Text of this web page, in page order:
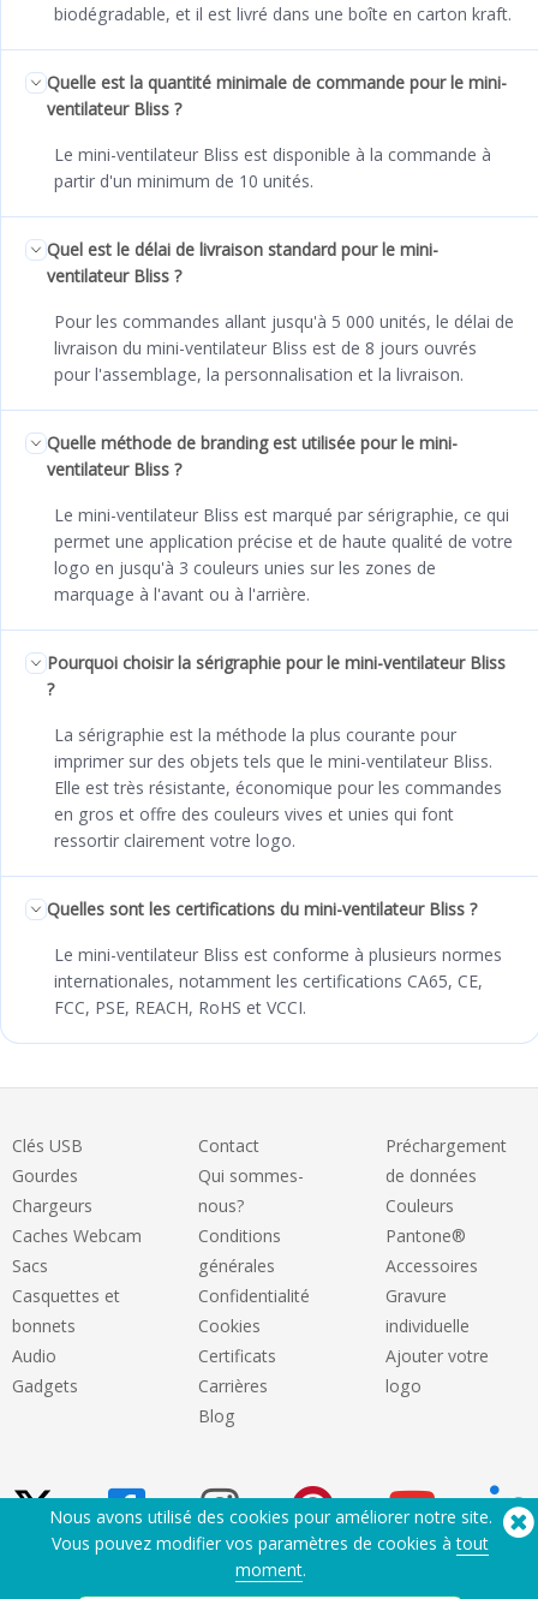
biodégradable, et il est livré dans une boîte en carton kraft.
Quelle est la quantité minimale de commande pour le mini-
ventilateur Bliss ?
Le mini-ventilateur Bliss est disponible à la commande à
partir d'un minimum de 10 unités.
Quel est le délai de livraison standard pour le mini-
ventilateur Bliss ?
Pour les commandes allant jusqu'à 5 000 unités, le délai de
livraison du mini-ventilateur Bliss est de 8 jours ouvrés
pour l'assemblage, la personnalisation et la livraison.
Quelle méthode de branding est utilisée pour le mini-
ventilateur Bliss ?
Le mini-ventilateur Bliss est marqué par sérigraphie, ce qui
permet une application précise et de haute qualité de votre
logo en jusqu'à 3 couleurs unies sur les zones de
marquage à l'avant ou à l'arrière.
Pourquoi choisir la sérigraphie pour le mini-ventilateur Bliss
?
La sérigraphie est la méthode la plus courante pour
imprimer sur des objets tels que le mini-ventilateur Bliss.
Elle est très résistante, économique pour les commandes
en gros et offre des couleurs vives et unies qui font
ressortir clairement votre logo.
Quelles sont les certifications du mini-ventilateur Bliss ?
Le mini-ventilateur Bliss est conforme à plusieurs normes
internationales, notamment les certifications CA65, CE,
FCC, PSE, REACH, RoHS et VCCI.
Clés USB
Gourdes
Chargeurs
Caches Webcam
Sacs
Casquettes et
bonnets
Audio
Gadgets
Contact
Qui sommes-
nous?
Conditions
générales
Confidentialité
Cookies
Certificats
Carrières
Blog
Préchargement
de données
Couleurs
Pantone®
Accessoires
Gravure
individuelle
Ajouter votre
logo
Nous avons utilisé des cookies pour améliorer notre site.
Vous pouvez modifier vos paramètres de cookies àtout
moment.